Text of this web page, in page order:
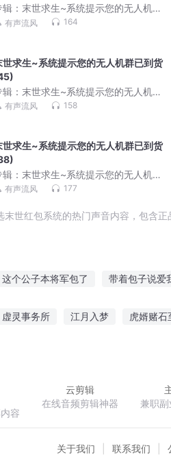
： 末世求生~系统提示您的无人机群
到货291
有声流风 164
世求生~系统提示您的无人机群已到货
： 末世求生~系统提示您的无人机群
到货291
有声流风 158
世求生~系统提示您的无人机群已到货
： 末世求生~系统提示您的无人机群
到货291
有声流风 177
末世红包系统的热门声音内容，包含
这个公子本将军包了 带着包子说爱
虚灵事务所 江月入梦 虎婿赌石
容
云剪辑
在线音频剪辑神器
兼职
关于我们 联系我们